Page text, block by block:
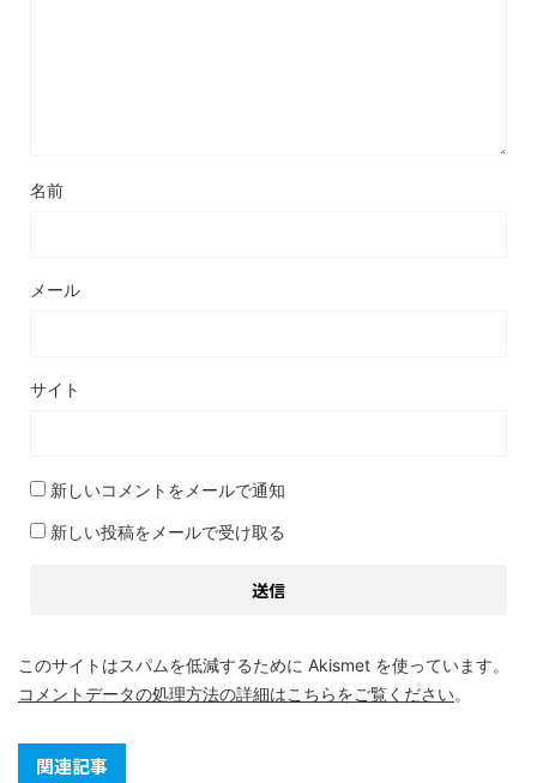
名前
メール
サイト
新しいコメントをメールで通知
新しい投稿をメールで受け取る
このサイトはスパムを低減するために Akismet を使っています。
コメントデータの処理方法の詳細はこちらをご覧ください。
関連記事